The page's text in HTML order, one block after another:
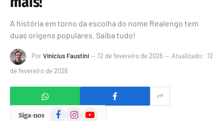
A história em torno da escolha do nome Realengo tem
duas origens populares. Saiba tudo!
PorVinicius Faustini 12 de fevereiro de 2026 Atualizado: 12
de fevereiro de 2026
Siga-nos FacebookInstagramYouTube